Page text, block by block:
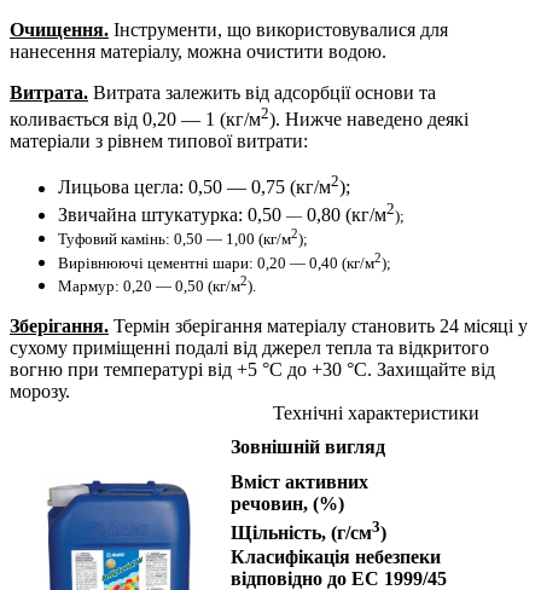
Очищення. Інструменти, що використовувалися для
нанесення матеріалу, можна очистити водою.
Витрата. Витрата залежить від адсорбції основи та
коливається від 0,20 — 1 (кг/м2). Нижче наведено деякі
матеріали з рівнем типової витрати:
Лицьова цегла: 0,50 — 0,75 (кг/м2);
Звичайна штукатурка: 0,50 — 0,80 (кг/м2);
Туфовий камінь: 0,50 — 1,00 (кг/м2);
Вирівнюючі цементні шари: 0,20 — 0,40 (кг/м2);
Мармур: 0,20 — 0,50 (кг/м2)
Зберігання. Термін зберігання матеріалу становить 24 місяці у
сухому приміщенні подалі від джерел тепла та відкритого
вогню при температурі від +5 °С до +30 °С. Захищайте від
морозу.
Технічні характеристики
Зовнішній вигляд
Вміст активних
речовин, (%)
Щільність, (г/см3)
Класифікація небезпеки
відповідно до EС 1999/45